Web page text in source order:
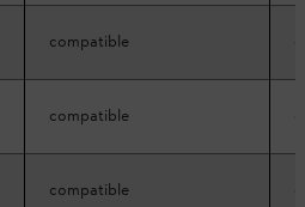
compatible
compatible
compatible